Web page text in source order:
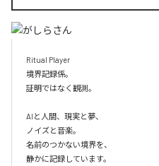
Ritual Player
境界記録係。
証明ではなく観測。
AIと人間、現実と夢、
ノイズと音楽。
名前のつかない境界を、
静かに記録しています。